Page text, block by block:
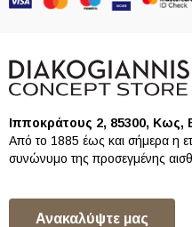
Ιπποκράτους 2, 85300, Κως,
Από το 1885 έως και σήμερα η
συνώνυμο της προσεγμένης
Ανακαλύψτε μας